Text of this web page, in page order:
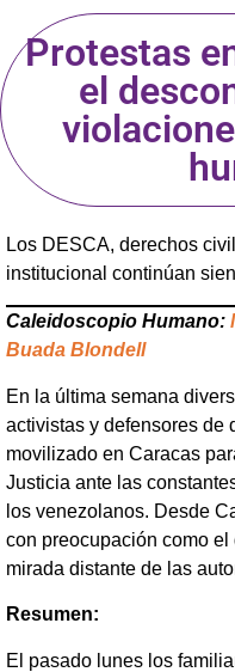
Protestas
el
Los DESCA, derechos
institucional continúan
Caleidoscopio Humano:
Buada Blondell
En la última semana
activistas y defensores de
movilizado en Caracas
Justicia ante las
los venezolanos. Desde
con preocupación como
mirada distante de las
Resumen:
El pasado lunes los